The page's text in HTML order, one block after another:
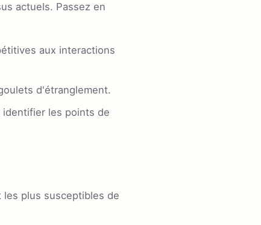
actuels. Passez en
aux interactions
d'étranglement.
identifier les points de
plus susceptibles de